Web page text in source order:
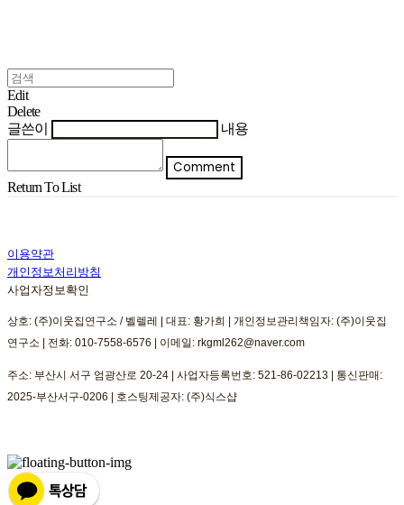
Edit
Delete
글쓴이
내용
Comment
Return To List
이용약관
개인정보처리방침
사업자정보확인
상호: (주)이웃집연구소 / 벨렐레 | 대표: 황가희 | 개인정보관리책임자: (주)이웃집
연구소 | 전화: 010-7558-6576 | 이메일: rkgml262@naver.com
주소: 부산시 서구 엄광산로 20-24 | 사업자등록번호: 521-86-02213 | 통신판매:
2025-부산서구-0206 | 호스팅제공자: (주)식스샵